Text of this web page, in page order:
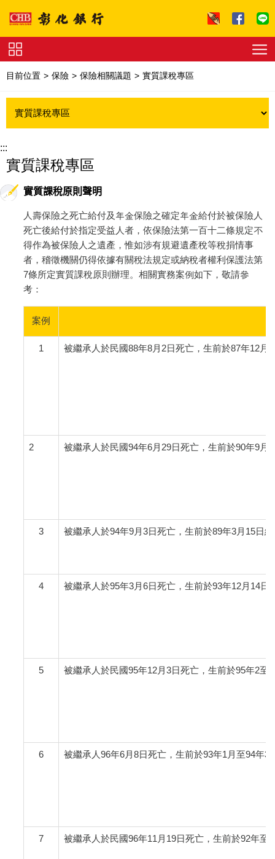
證
券
收
費
標
準
理
算
友
善
連
結
法
目前位置 保險 保險相關議題 實質課稅專區
:::
實質課稅專區
實質課稅原則聲明
人壽保險之死亡給付及年金保險之確定年金給付於被保險人
死亡後給付於指定受益人者，依保險法第一百十二條規定不
得作為被保險人之遺產，惟如涉有規避遺產稅等稅捐情事
者，稽徵機關仍得依據有關稅法規定或納稅者權利保護法第
7條所定實質課稅原則辦理。相關實務案例如下，敬請參
考：
案例
1 被繼承人於民國88年8月2日死亡，生前於87年12
2 被繼承人於民國94年6月29日死亡，生前於90年9
3 被繼承人於94年9月3日死亡，生前於89年3月15日
4 被繼承人於95年3月6日死亡，生前於93年12月14
5 被繼承人於民國95年12月3日死亡，生前於95年2
6 被繼承人96年6月8日死亡，生前於93年1月至94年
7 被繼承人於民國96年11月19日死亡，生前於92年